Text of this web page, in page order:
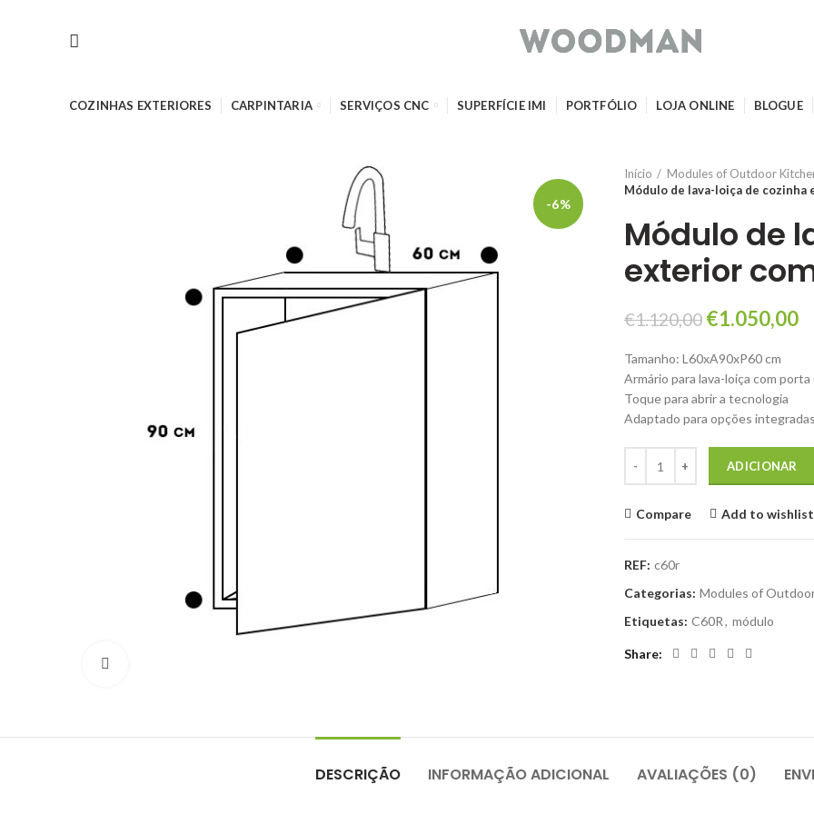
COZINHAS EXTERIORES CARPINTARIA SERVIÇOS CNC SUPERFÍCIE IMI PORTFÓLIO LOJA ONLINE BLOGUE
-6%
Início
Modules of Outdoor
Módulo de lava-loiça de cozinha
Módulo de
exterior
€1.120,00 O
original
era:
€1.120,00.
€1.050,00O
é:
Tamanho: L60xA90xP60 cm
Armário para lava-loiça com porta
Toque para abrir a tecnologia
Adaptado para opções integradas
ADICIONAR
Compare Add to wishlist
REF: c60r
Categorias: Modules of
Etiquetas: C60R, módulo
Share
DESCRIÇÃO INFORMAÇÃO ADICIONAL AVALIAÇÕES (0)